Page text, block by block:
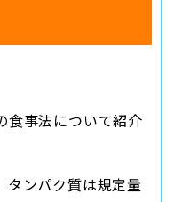
食事法について紹介
タンパク質は規定量